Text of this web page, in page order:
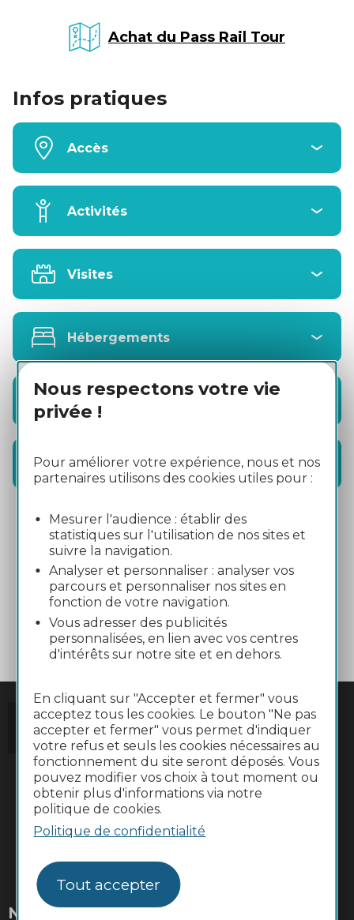
Nous respectons votre vie
privée !
Pour améliorer votre expérience, nous et nos
partenaires utilisons des cookies utiles pour :
Mesurer l'audience : établir des
statistiques sur l'utilisation de nos sites et
suivre la navigation.
Analyser et personnaliser : analyser vos
parcours et personnaliser nos sites en
fonction de votre navigation.
Vous adresser des publicités
personnalisées, en lien avec vos centres
d'intérêts sur notre site et en dehors.
En cliquant sur "Accepter et fermer" vous
acceptez tous les cookies. Le bouton "Ne pas
accepter et fermer" vous permet d'indiquer
votre refus et seuls les cookies nécessaires au
fonctionnement du site seront déposés. Vous
pouvez modifier vos choix à tout moment ou
obtenir plus d'informations via notre
politique de cookies.
Politique de confidentialité
Tout accepter
Achat du Pass Rail Tour
Infos pratiques
Accès
Activités
Visites
Hébergements
Restauration
Office de Tourisme
Correspondances liO cars
A Lannemezan
#VoyageOccitanie
Newsletter